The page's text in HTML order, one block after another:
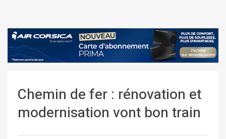
Chemin de fer : rénovation et
modernisation vont bon train